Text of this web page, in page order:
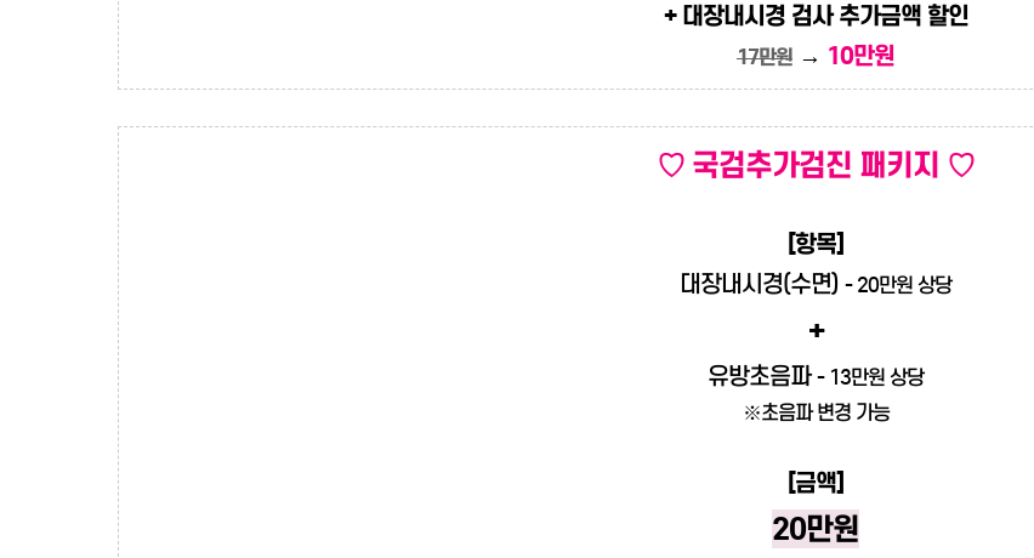
+ 대장내시경 검사 추가금액 할인
17만원 → 10만원
♡ 국검추가검진 패키지 ♡
[항목]
대장내시경(수면) - 20만원 상당
+
유방초음파- 13만원 상당
※초음파 변경 가능
[금액]
20만원